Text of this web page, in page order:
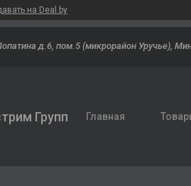
на Deal.by
д.6, пом.5 (микрорайон Уручье),
Групп Главная